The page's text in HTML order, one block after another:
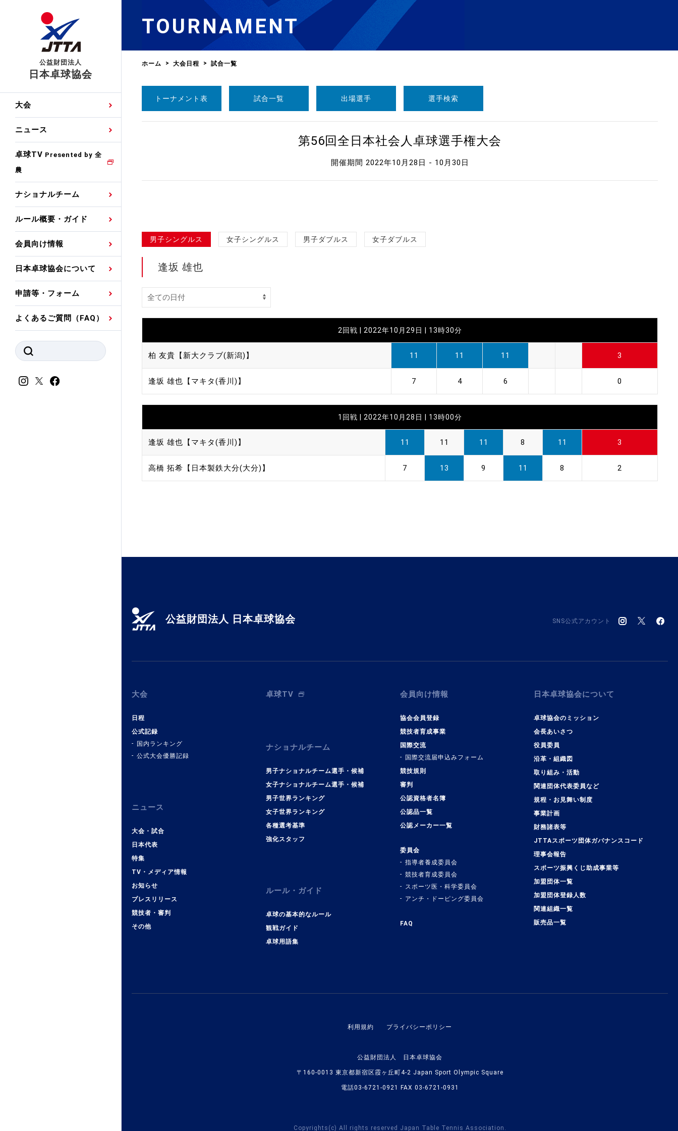
公益財団法人
日本卓球協会
大会
公式大会優勝記録
ニュース
大会・試合
TV・メディア情報
その他
卓球TV Presented by 全
農
ナショナルチーム
男子ナショナルチーム選
強化スタッフ
ルール概要・ガイド
卓球の基本的なルール
卓球用語集
会員向け情報
協会会員登録
審判
公認メーカー一覧
委員会
競技者育成委員会
スポーツ医・科学委員会
アンチ・ドーピング委員
日本卓球協会について
卓球協会のミッション
沿革・組織図
ハンドブックデータ
事業計画・事業報告
JTTAスポーツ団体ガバナ
ンスコード
理事会報告
加盟団体一覧
加盟団体登録人数
申請等・フォーム
国際交流届申込みフォーム
競技ウエアチーム名申請
審判員ネームプレート制作
申込
よくあるご質問（FAQ）
TOURNAMENT
ホーム 大会日程 試合一覧
トーナメント表 試合一覧 出場選手 選手検索
第56回全日本社会人卓球選手権大会
開催期間 2022年10月28日 - 10月30日
男子シングルス 女子シングルス 男子ダブルス 女子ダブルス
逢坂 雄也
2回戦 | 2022年10月29日 | 13時30分
柏 友貴【新大クラブ(新潟)】 11 11 11 3
逢坂 雄也【マキタ(香川)】 7 4 6 0
1回戦 | 2022年10月28日 | 13時00分
逢坂 雄也【マキタ(香川)】 11 11 11 8 11 3
高橋 拓希【日本製鉄大分(大分)】 7 13 9 11 8 2
公益財団法人 日本卓球協会 SNS公式アカウント
大会
日程
公式記録
国内ランキング
公式大会優勝記録
ニュース
大会・試合
日本代表
特集
TV・メディア情報
お知らせ
プレスリリース
競技者・審判
その他
卓球TV
ナショナルチーム
男子ナショナルチーム選手・候補
女子ナショナルチーム選手・候補
男子世界ランキング
女子世界ランキング
各種選考基準
強化スタッフ
ルール・ガイド
卓球の基本的なルール
観戦ガイド
卓球用語集
会員向け情報
協会会員登録
競技者育成事業
国際交流
国際交流届申込みフォーム
競技規則
審判
公認資格者名簿
公認品一覧
公認メーカー一覧
委員会
指導者養成委員会
競技者育成委員会
スポーツ医・科学委員会
アンチ・ドーピング委員会
FAQ
日本卓球協会について
卓球協会のミッション
会長あいさつ
役員委員
沿革・組織図
取り組み・活動
関連団体代表委員など
規程・お見舞い制度
事業計画
財務諸表等
JTTAスポーツ団体ガバナンスコード
理事会報告
スポーツ振興くじ助成事業等
加盟団体一覧
加盟団体登録人数
関連組織一覧
販売品一覧
利用規約 プライバシーポリシー
公益財団法人 日本卓球協会
〒160-0013 東京都新宿区霞ヶ丘町4-2 Japan Sport Olympic Square
電話03-6721-0921 FAX 03-6721-0931
Copyrights(c) All rights reserved Japan Table Tennis Association.